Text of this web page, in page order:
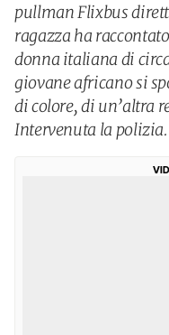
pullman Flixbus
ragazza ha
donna italiana di
giovane africano si
di colore, di un’altra
Intervenuta la polizia.